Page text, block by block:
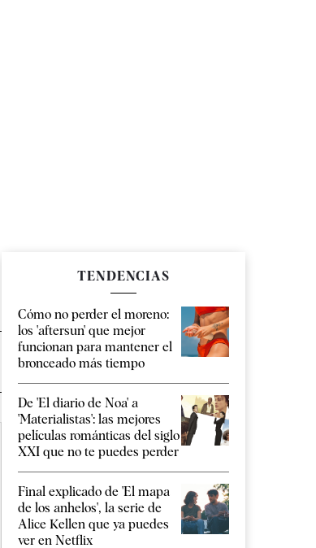
TENDENCIAS
Cómo no perder el moreno:
los 'aftersun' que mejor
funcionan para mantener el
bronceado más tiempo
De 'El diario de Noa' a
'Materialistas': las mejores
películas románticas del siglo
XXI que no te puedes perder
Final explicado de 'El mapa
de los anhelos', la serie de
Alice Kellen que ya puedes
ver en Netflix